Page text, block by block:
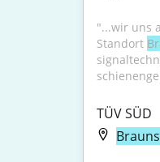
"...wir uns
Standort
TÜV SÜD